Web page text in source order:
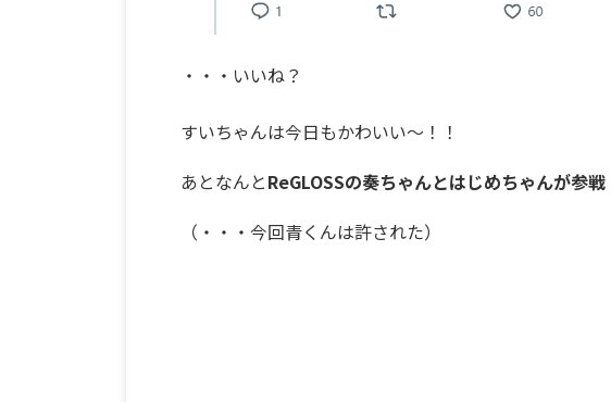
・・・いいね？
すいちゃんは今日もかわいい～！！
あとなんとReGLOSSの奏ちゃんとはじめちゃんが参戦
（・・・今回青くんは許された）